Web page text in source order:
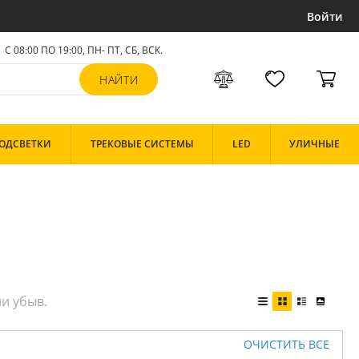
Войти
С 08:00 ПО 19:00, ПН- ПТ,СБ, ВСК.
ТРЕКОВЫЕ СИСТЕМЫ LED УЛИЧНЫЕ
ОЧИСТИТЬ ВСЕ